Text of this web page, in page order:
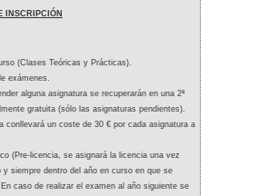
INSCRIPCIÓN
(Clases Teóricas y Prácticas).
exámenes.
alguna asignatura se recuperarán en una 2ª
gratuita (sólo las asignaturas pendientes).
conllevará un coste de 30 € por cada asignatura a
(Pre-licencia, se asignará la licencia una vez
y siempre dentro del año en curso en que se
caso de realizar el examen al año siguiente se